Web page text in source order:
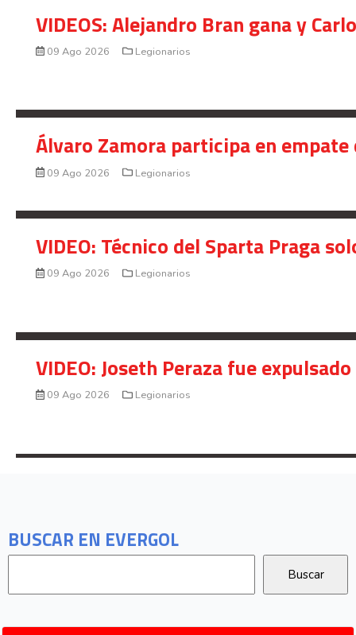
BUSCAR EN EVERGOL
VIDEOS: Alejandro Bran gana y
09 Ago 2026 Legionarios
Álvaro Zamora participa en
09 Ago 2026 Legionarios
VIDEO: Técnico del Sparta Praga
09 Ago 2026 Legionarios
VIDEO: Joseth Peraza fue
09 Ago 2026 Legionarios